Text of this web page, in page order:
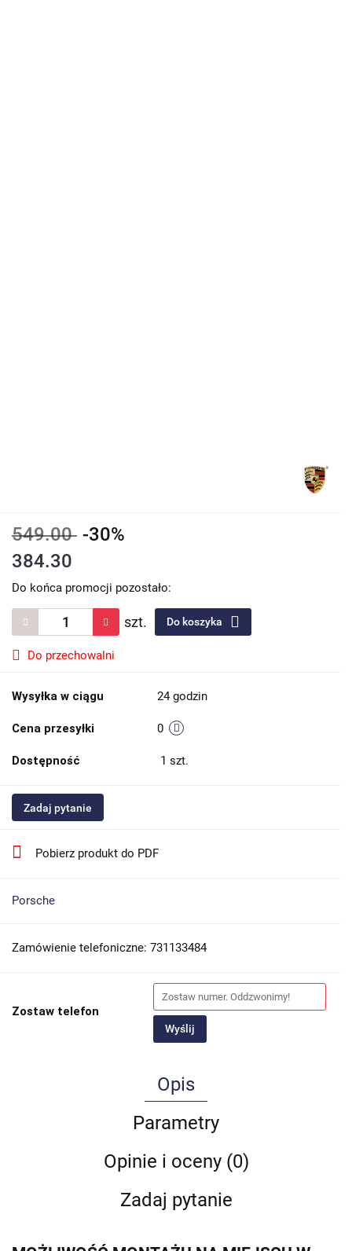
549.00 -30%
384.30
Do końca promocji pozostało:
szt. Do koszyka
Do przechowalni
Wysyłka w ciągu 24 godzin
Cena przesyłki 0
Dostępność 1 szt.
Zadaj pytanie
Pobierz produkt do PDF
Porsche
Zamówienie telefoniczne: 731133484
Zostaw telefon
Wyślij
Opis
Parametry
Opinie i oceny (0)
Zadaj pytanie